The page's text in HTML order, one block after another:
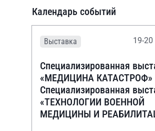
Календарь событий
Выставка 19-20
Специализированная
«МЕДИЦИНА КАТАСТРОФ»
Специализированная
«ТЕХНОЛОГИИ ВОЕННОЙ
МЕДИЦИНЫ И